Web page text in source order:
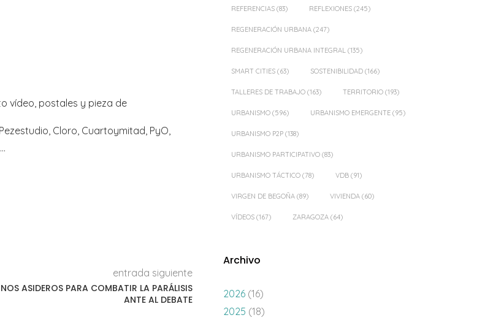
vídeo, postales y pieza de
Cloro, Cuartoymitad, PyO,
entrada siguiente
ASIDEROS PARA COMBATIR LA PARÁLISIS
ANTE AL DEBATE
REFERENCIAS (83) REFLEXIONES (245)
REGENERACIÓN URBANA (247)
REGENERACIÓN URBANA INTEGRAL (135)
SMART CITIES (63) SOSTENIBILIDAD (166)
TALLERES DE TRABAJO (163) TERRITORIO (193)
URBANISMO (596) URBANISMO EMERGENTE (95)
URBANISMO P2P (138)
URBANISMO PARTICIPATIVO (83)
URBANISMO TÁCTICO (78) VDB (91)
VIRGEN DE BEGOÑA (89) VIVIENDA (60)
VÍDEOS (167) ZARAGOZA (64)
Archivo
2026 (16)
2025 (18)